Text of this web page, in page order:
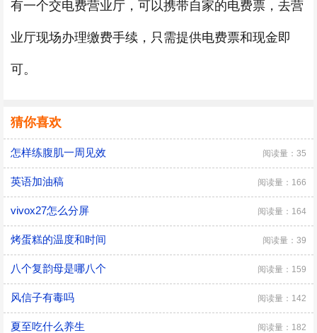
有一个交电费营业厅，可以携带自家的电费票，去营
业厅现场办理缴费手续，只需提供电费票和现金即
可。
猜你喜欢
怎样练腹肌一周见效 阅读量：35
英语加油稿 阅读量：166
vivox27怎么分屏 阅读量：164
烤蛋糕的温度和时间 阅读量：39
八个复韵母是哪八个 阅读量：159
风信子有毒吗 阅读量：142
夏至吃什么养生 阅读量：182